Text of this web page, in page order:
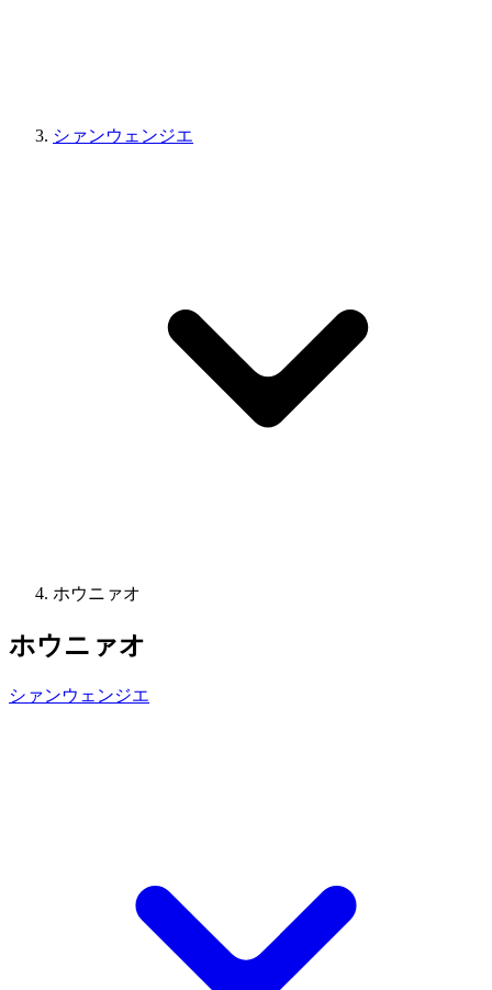
シァンウェンジエ
ホウニァオ
ホウニァオ
シァンウェンジエ